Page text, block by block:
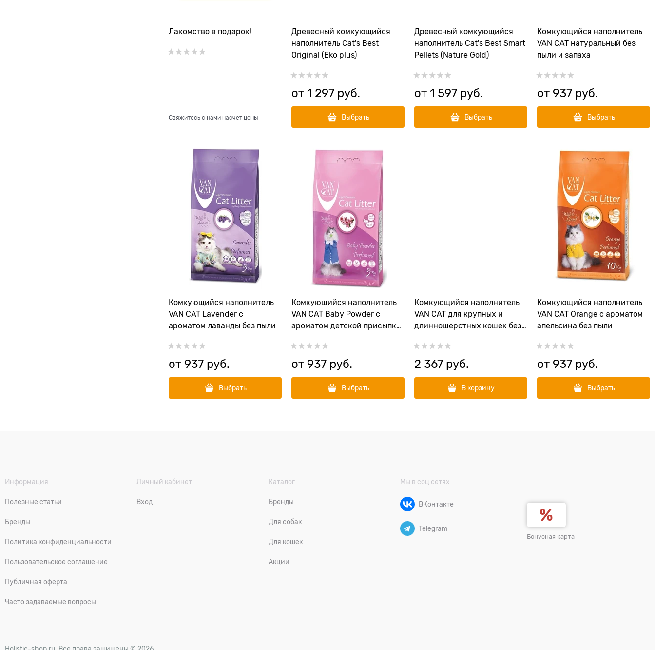
Лакомство в подарок!
Свяжитесь с нами насчет цены
Древесный комкующийся
наполнитель Cat's Best
Original (Eko plus)
от 1 297 руб.
Выбрать
Древесный комкующийся
наполнитель Cat's Best Smart
Pellets (Nature Gold)
от 1 597 руб.
Выбрать
Комкующийся наполнитель
VAN CAT натуральный без
пыли и запаха
от 937 руб.
Выбрать
Комкующийся наполнитель
VAN CAT Lavender с
ароматом лаванды без пыли
от 937 руб.
Выбрать
Комкующийся наполнитель
VAN CAT Baby Powder с
ароматом детской присыпки
от 937 руб.
Выбрать
Комкующийся наполнитель
VAN CAT для крупных и
длинношерстных кошек без
2 367 руб.
В корзину
Комкующийся наполнитель
VAN CAT Orange с ароматом
апельсина без пыли
от 937 руб.
Выбрать
Информация
Полезные статьи
Бренды
Политика конфиденциальности
Пользовательское соглашение
Публичная оферта
Часто задаваемые вопросы
Личный кабинет
Вход
Каталог
Бренды
Для собак
Для кошек
Акции
Мы в соц сетях
ВКонтакте
Telegram
Бонусная карта